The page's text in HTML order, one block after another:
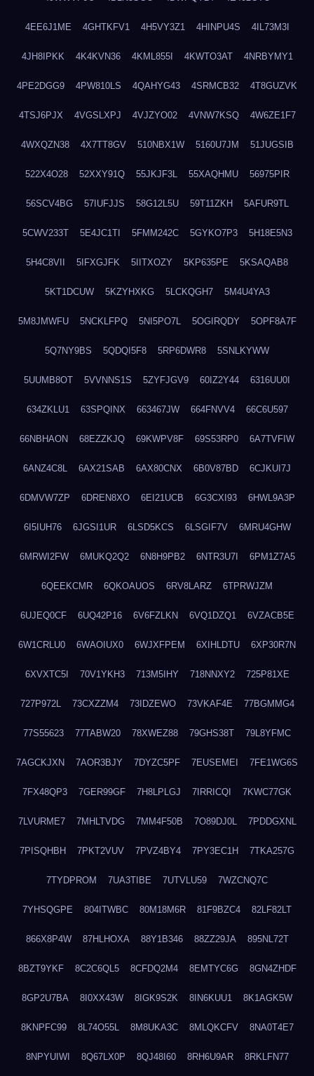
4EE6J1ME 4GHTKFV1 4H5VY3Z1 4HINPU4S 4IL73M3I
4JH8IPKK 4K4KVN36 4KML855I 4KWTO3AT 4NRBYMY1
4PE2DGG9 4PW810LS 4QAHYG43 4SRMCB32 4T8GUZVK
4TSJ6PJX 4VGSLXPJ 4VJZYO02 4VNW7KSQ 4W6ZE1F7
4WXQZN38 4X7TT8GV 510NBX1W 5160U7JM 51JUGSIB
522X4O28 52XXY91Q 55JKJF3L 55XAQHMU 56975PIR
56SCV4BG 57IUFJJS 58G12L5U 59T11ZKH 5AFUR9TL
5CWV233T 5E4JC1TI 5FMM242C 5GYKO7P3 5H18E5N3
5H4C8VII 5IFXGJFK 5IITXOZY 5KP635PE 5KSAQAB8
5KT1DCUW 5KZYHXKG 5LCKQGH7 5M4U4YA3
5M8JMWFU 5NCKLFPQ 5NI5PO7L 5OGIRQDY 5OPF8A7F
5Q7NY9BS 5QDQI5F8 5RP6DWR8 5SNLKYWW
5UUMB8OT 5VVNNS1S 5ZYFJGV9 60IZ2Y44 6316UU0I
634ZKLU1 63SPQINX 663467JW 664FNVV4 66C6U597
66NBHAON 68EZZKJQ 69KWPV8F 69S53RP0 6A7TVFIW
6ANZ4C8L 6AX21SAB 6AX80CNX 6B0V87BD 6CJKUI7J
6DMVW7ZP 6DREN8XO 6EI21UCB 6G3CXI93 6HWL9A3P
6I5IUH76 6JGSI1UR 6LSD5KCS 6LSGIF7V 6MRU4GHW
6MRWI2FW 6MUKQ2Q2 6N8H9PB2 6NTR3U7I 6PM1Z7A5
6QEEKCMR 6QKOAUOS 6RV8LARZ 6TPRWJZM
6UJEQ0CF 6UQ42P16 6V6FZLKN 6VQ1DZQ1 6VZACB5E
6W1CRLU0 6WAOIUX0 6WJXFPEM 6XIHLDTU 6XP30R7N
6XVXTC5I 70V1YKH3 713M5IHY 718NNXY2 725P81XE
727P972L 73CXZZM4 73IDZEWO 73VKAF4E 77BGMMG4
77S55623 77TABW20 78XWEZ88 79GHS38T 79L8YFMC
7AGCKJXN 7AOR3BJY 7DYZC5PF 7EUSEMEI 7FE1WG6S
7FX48QP3 7GER99GF 7H8LPLGJ 7IRRICQI 7KWC77GK
7LVURME7 7MHLTVDG 7MM4F50B 7O89DJ0L 7PDDGXNL
7PISQHBH 7PKT2VUV 7PVZ4BY4 7PY3EC1H 7TKA257G
7TYDPROM 7UA3TIBE 7UTVLU59 7WZCNQ7C
7YHSQGPE 804ITWBC 80M18M6R 81F9BZC4 82LF82LT
866X8P4W 87HLHOXA 88Y1B346 88ZZ29JA 895NL72T
8BZT9YKF 8C2C6QL5 8CFDQ2M4 8EMTYC6G 8GN4ZHDF
8GP2U7BA 8I0XX43W 8IGK9S2K 8IN6KUU1 8K1AGK5W
8KNPFC99 8L74O55L 8M8UKA3C 8MLQKCFV 8NA0T4E7
8NPYUIWI 8Q67LX0P 8QJ48I60 8RH6U9AR 8RKLFN77